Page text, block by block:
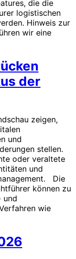
die die
logistischen
Hinweis zur
wir eine
der
zeigen,
und
stellen.
oder veraltete
und
Die
können zu
und
wie